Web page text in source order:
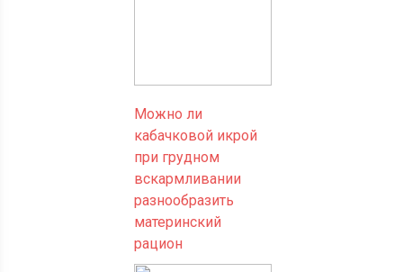
Можно ли
кабачковой икрой
при грудном
вскармливании
разнообразить
материнский
рацион